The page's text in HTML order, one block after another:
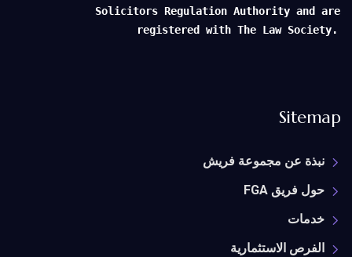
Solicitors Regulation Authority and are
registered with The Law Society.
Sitemap
نبذة عن مجموعة فريش
حول فريق FGA
خدمات
الفرص الاستثمارية